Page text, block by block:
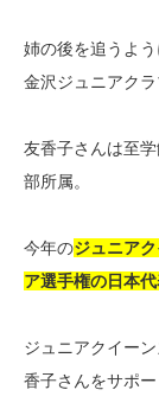
姉の後を追うよ
金沢ジュニアク
友香子さんは至
部所属。
今年のジュニア
ア選手権の日本
ジュニアクイー
香子さんをサポー